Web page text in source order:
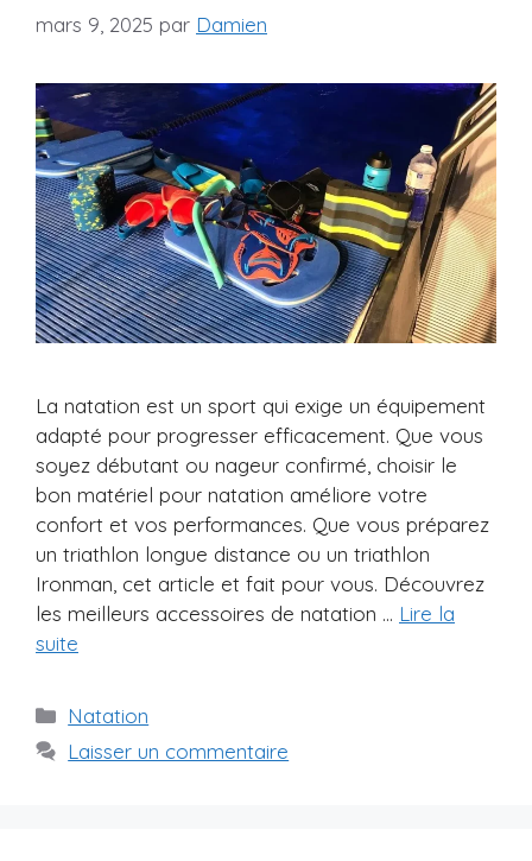
mars 9, 2025 par Damien
La natation est un sport qui exige un équipement
adapté pour progresser efficacement. Que vous
soyez débutant ou nageur confirmé, choisir le
bon matériel pour natation améliore votre
confort et vos performances. Que vous préparez
un triathlon longue distance ou un triathlon
Ironman, cet article et fait pour vous. Découvrez
les meilleurs accessoires de natation … Lire la
suite
Catégories
Natation
Laisser un commentaire